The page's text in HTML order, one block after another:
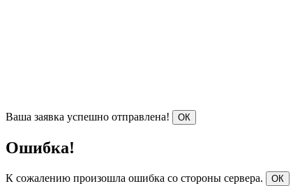
Ваша заявка успешно отправлена! ОК
Ошибка!
К сожалению произошла ошибка со стороны сервера. ОК